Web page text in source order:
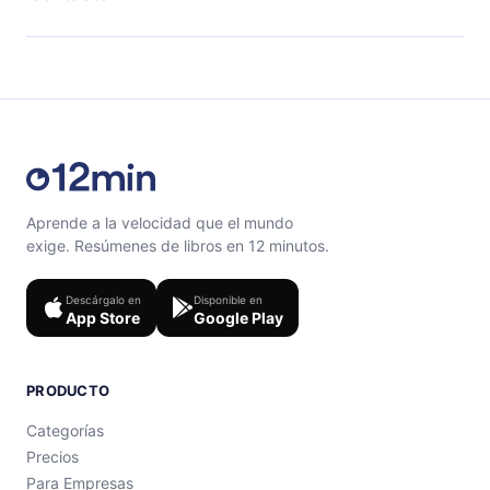
Siéntete libre de contactarnos ensupport@12min.com.
Aprende a la velocidad que el mundo
exige. Resúmenes de libros en 12 minutos.
Descárgalo en
App Store
Disponible en
Google Play
PRODUCTO
Categorías
Precios
Para Empresas